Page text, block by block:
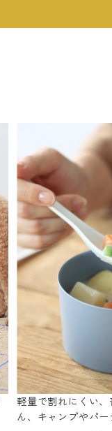
軽量で割れにくい
ん、キャンプやパー